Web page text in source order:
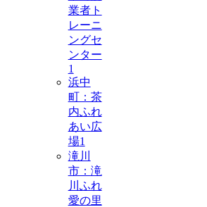
業者ト
レーニ
ングセ
ンター
1
浜中
町：茶
内ふれ
あい広
場1
滝川
市：滝
川ふれ
愛の里